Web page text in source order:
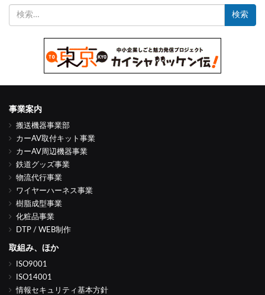
検
索:
事業案内
搬送機器事業部
カーAV取付キット事業
カーAV周辺機器事業
鉄道グッズ事業
物流代行事業
ワイヤーハーネス事業
樹脂成型事業
化粧品事業
DTP / WEB制作
取組み、ほか
ISO9001
ISO14001
情報セキュリティ基本方針